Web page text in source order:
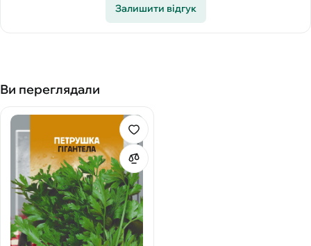
Залишити відгук
Ви переглядали